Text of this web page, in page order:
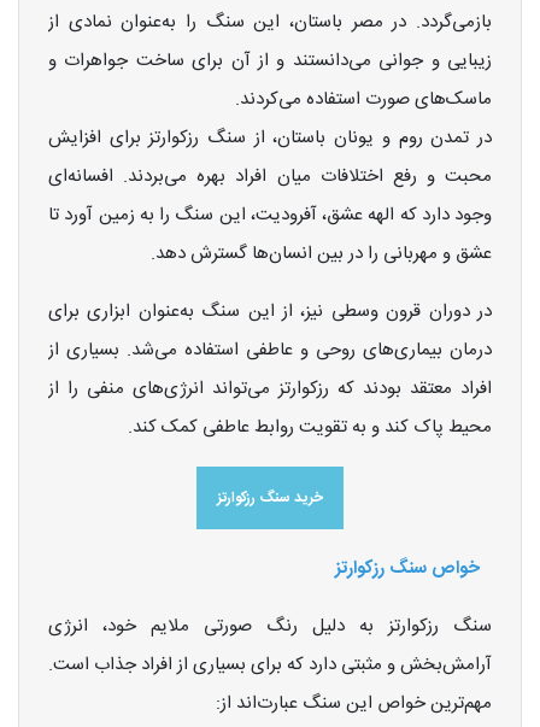
بازمی‌گردد. در مصر باستان، این سنگ را به‌عنوان نمادی از
زیبایی و جوانی می‌دانستند و از آن برای ساخت جواهرات و
ماسک‌های صورت استفاده می‌کردند.
در تمدن روم و یونان باستان، از سنگ رزکوارتز برای افزایش
محبت و رفع اختلافات میان افراد بهره می‌بردند. افسانه‌ای
وجود دارد که الهه عشق، آفرودیت، این سنگ را به زمین آورد تا
عشق و مهربانی را در بین انسان‌ها گسترش دهد.
در دوران قرون وسطی نیز، از این سنگ به‌عنوان ابزاری برای
درمان بیماری‌های روحی و عاطفی استفاده می‌شد. بسیاری از
افراد معتقد بودند که رزکوارتز می‌تواند انرژی‌های منفی را از
محیط پاک کند و به تقویت روابط عاطفی کمک کند.
خرید سنگ رزکوارتز
خواص سنگ رزکوارتز
سنگ رزکوارتز به دلیل رنگ صورتی ملایم خود، انرژی
آرامش‌بخش و مثبتی دارد که برای بسیاری از افراد جذاب است.
مهم‌ترین خواص این سنگ عبارت‌اند از: